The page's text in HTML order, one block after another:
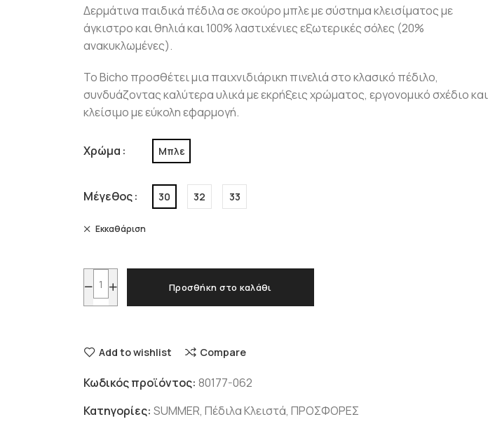
Δερμάτινα παιδικά πέδιλα σε σκούρο μπλε με σύστημα κλεισίματος με
άγκιστρο και θηλιά και 100% λαστιχένιες εξωτερικές σόλες (20%
ανακυκλωμένες).
To Bicho προσθέτει μια παιχνιδιάρικη πινελιά στο κλασικό πέδιλο,
συνδυάζοντας καλύτερα υλικά με εκρήξεις χρώματος, εργονομικό σχέδιο και
κλείσιμο με εύκολη εφαρμογή.
Χρώμα Μπλε
Μέγεθος 30 32 33
Εκκαθάριση
Προσθήκη στο καλάθι
Add to wishlist Compare
Κωδικός προϊόντος:80177-062
Κατηγορίες:SUMMER,Πέδιλα Κλειστά,ΠΡΟΣΦΟΡΕΣ